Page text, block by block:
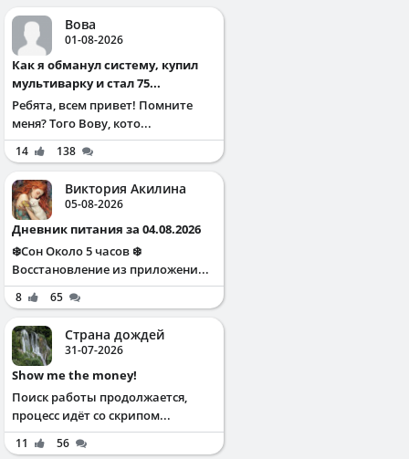
Вова
01-08-2026
Как я обманул систему, купил
мультиварку и стал 75...
Ребята, всем привет! Помните
меня? Того Вову, кото...
14 138
Виктория Акилина
05-08-2026
Дневник питания за 04.08.2026
❄️Сон Около 5 часов ❄️
Восстановление из приложени...
8 65
Страна дождей
31-07-2026
Show me the money!
Поиск работы продолжается,
процесс идёт со скрипом...
11 56